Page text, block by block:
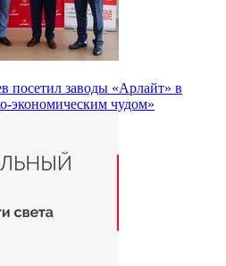
посетил заводы «Арлайт» в
экономическим чудом»